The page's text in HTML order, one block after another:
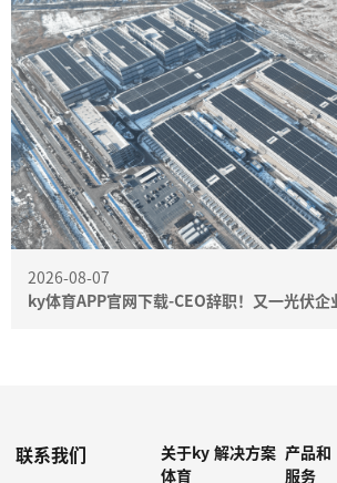
2026-08-07
ky体育APP官网下载-CEO辞职！又一光伏企
联系我们
关于ky
体育
解决方案 产品和
服务